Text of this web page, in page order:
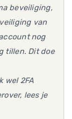
beveiliging,
van
nog
tillen. Dit doe
wel 2FA
lees je